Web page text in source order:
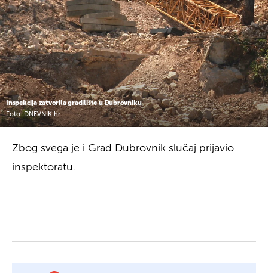
Inspekcija zatvorila gradilište u Dubrovniku
Foto: DNEVNIK.hr
Zbog svega je i Grad Dubrovnik slučaj prijavio
inspektoratu.